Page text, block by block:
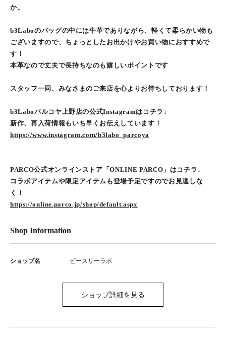
か。
b3Laboのバッグの中には牛革でありながら、軽くて柔らかい物も
ございますので、ちょっとしたお出かけやお買い物におすすめで
す！
本革なので丈夫で長持ちなのも嬉しいポイントです
スタッフ一同、みなさまのご来店を心よりお待ちしております！
b3Laboパルコヤ上野店の公式Instagramはコチラ↓
新作、再入荷情報もいち早くお伝えしています！
https://www.instagram.com/b3labo_parcoya
PARCO公式オンラインストア「ONLINE PARCO」はコチラ↓
コラボアイテムや限定アイテムも登場予定ですのでお見逃しな
く！
https://online.parco.jp/shop/default.aspx
Shop Information
ショップ名 ビースリーラボ
ショップ詳細を見る